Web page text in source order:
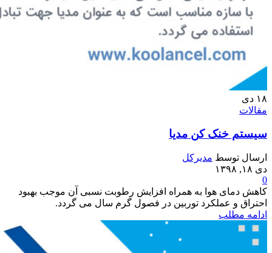
۱۸ دی
مقالات
سیستم خنک کن مدیا
ارسال توسط مدیرکل
دی ۱۸, ۱۳۹۸
0
کاهش دمای هوا به همراه افزایش رطوبت نسبی آن موجب بهبود
احتراق و عملکرد توربین در فصول گرم سال می گردد.
ادامه مطلب